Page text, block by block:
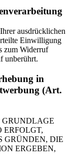
ausdrücklichen
Einwilligung
zum Widerruf
unberührt.
in
(Art.
ERFOLGT,
GRÜNDEN, DIE
ERGEBEN,